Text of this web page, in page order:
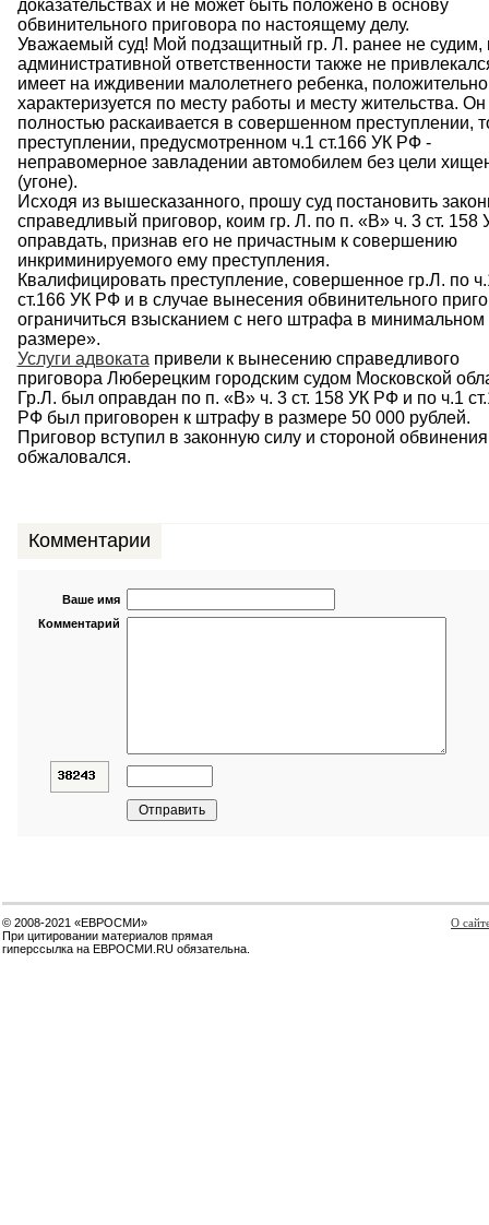
доказательствах и не может быть положено в основу
обвинительного приговора по настоящему делу.
Уважаемый суд! Мой подзащитный гр. Л. ранее не судим,
административной ответственности также не
имеет на иждивении малолетнего ребенка, положительно
характеризуется по месту работы и месту жительства. Он
полностью раскаивается в совершенном преступлении,
преступлении, предусмотренном ч.1 ст.166 УК РФ -
неправомерное завладении автомобилем без цели
(угоне).
Исходя из вышесказанного, прошу суд постановить
справедливый приговор, коим гр. Л. по п. «В» ч. 3 ст. 158
оправдать, признав его не причастным к совершению
инкриминируемого ему преступления.
Квалифицировать преступление, совершенное гр.Л. по
ст.166 УК РФ и в случае вынесения обвинительного
ограничиться взысканием с него штрафа в минимальном
размере».
Услуги адвоката привели к вынесению справедливого
приговора Люберецким городским судом Московской
Гр.Л. был оправдан по п. «В» ч. 3 ст. 158 УК РФ и по ч.1
РФ был приговорен к штрафу в размере 50 000 рублей.
Приговор вступил в законную силу и стороной
обжаловался.
Комментарии
Ваше имя
Комментарий
© 2008-2021 «ЕВРОСМИ»
При цитировании материалов прямая
гиперссылка на ЕВРОСМИ.RU обязательна.
О